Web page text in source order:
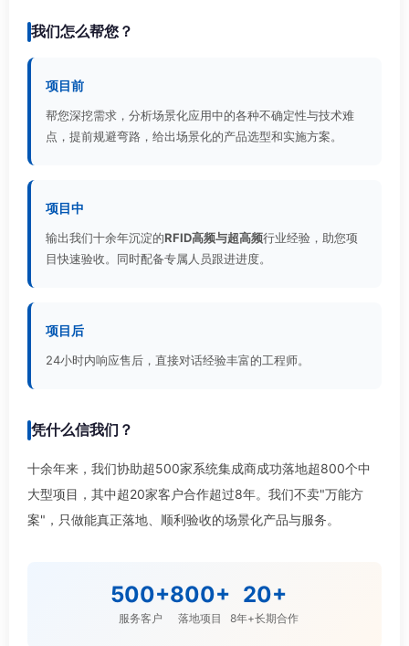
我们怎么帮您？
项目前
帮您深挖需求，分析场景化应用中的各种不确定性与技术难
点，提前规避弯路，给出场景化的产品选型和实施方案。
项目中
输出我们十余年沉淀的RFID高频与超高频行业经验，助您项
目快速验收。同时配备专属人员跟进进度。
项目后
24小时内响应售后，直接对话经验丰富的工程师。
凭什么信我们？
十余年来，我们协助超500家系统集成商成功落地超800个中
大型项目，其中超20家客户合作超过8年。我们不卖"万能方
案"，只做能真正落地、顺利验收的场景化产品与服务。
500+
服务客户
800+
落地项目
20+
8年+长期合作